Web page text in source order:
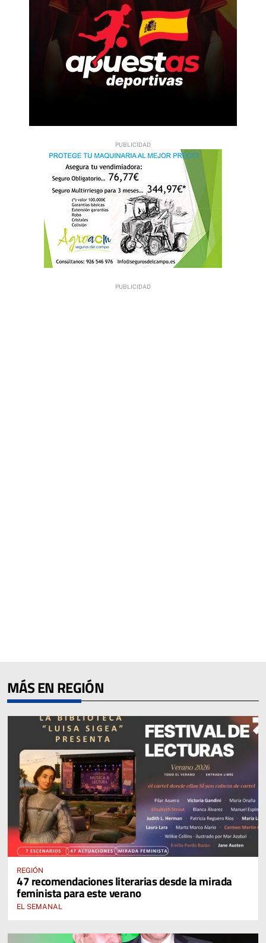
MÁS EN REGIÓN
REGIÓN
47 recomendaciones literarias desde la mirada
feminista para este verano
EL SEMANAL